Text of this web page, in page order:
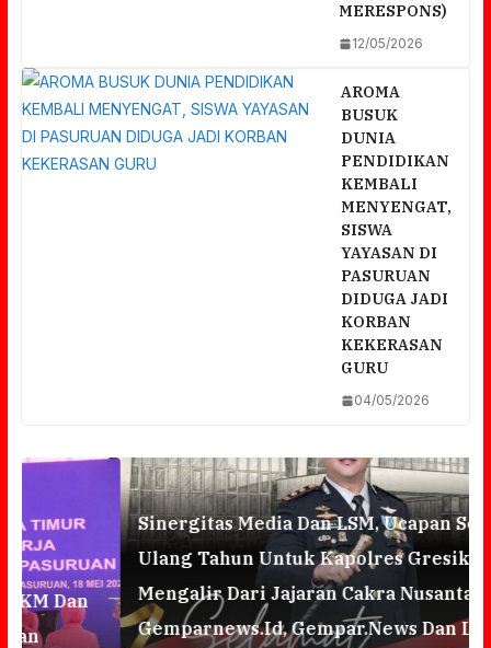
MERESPONS)
12/05/2026
AROMA
BUSUK
DUNIA
PENDIDIKAN
KEMBALI
MENYENGAT,
SISWA
YAYASAN DI
PASURUAN
DIDUGA JADI
KORBAN
KEKERASAN
GURU
04/05/2026
Sinergitas Media Dan LSM, Ucapan Selamat
Ulang Tahun Untuk Kapolres Gresik
Mengalir Dari Jajaran Cakra Nusantara,
Gemparnews.id, Gempar.news Dan LSM